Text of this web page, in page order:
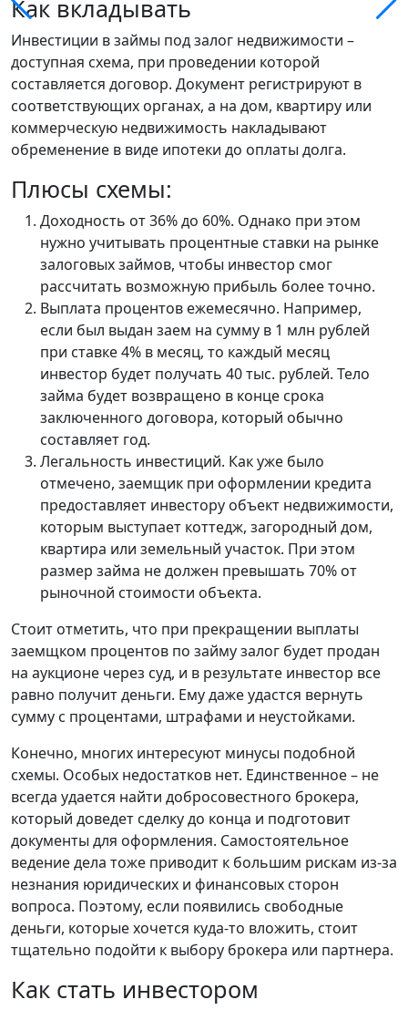
Как вкладывать
Инвестиции в займы под залог недвижимости –
доступная схема, при проведении которой
составляется договор. Документ регистрируют в
соответствующих органах, а на дом, квартиру или
коммерческую недвижимость накладывают
обременение в виде ипотеки до оплаты долга.
Плюсы схемы:
Доходность от 36% до 60%. Однако при этом
нужно учитывать процентные ставки на рынке
залоговых займов, чтобы инвестор смог
рассчитать возможную прибыль более точно.
Выплата процентов ежемесячно. Например,
если был выдан заем на сумму в 1 млн рублей
при ставке 4% в месяц, то каждый месяц
инвестор будет получать 40 тыс. рублей. Тело
займа будет возвращено в конце срока
заключенного договора, который обычно
составляет год.
Легальность инвестиций. Как уже было
отмечено, заемщик при оформлении кредита
предоставляет инвестору объект недвижимости,
которым выступает коттедж, загородный дом,
квартира или земельный участок. При этом
размер займа не должен превышать 70% от
рыночной стоимости объекта.
Стоит отметить, что при прекращении выплаты
заемщком процентов по займу залог будет продан
на аукционе через суд, и в результате инвестор все
равно получит деньги. Ему даже удастся вернуть
сумму с процентами, штрафами и неустойками.
Конечно, многих интересуют минусы подобной
схемы. Особых недостатков нет. Единственное – не
всегда удается найти добросовестного брокера,
который доведет сделку до конца и подготовит
документы для оформления. Самостоятельное
ведение дела тоже приводит к большим рискам из-за
незнания юридических и финансовых сторон
вопроса. Поэтому, если появились свободные
деньги, которые хочется куда-то вложить, стоит
тщательно подойти к выбору брокера или партнера.
Как стать инвестором